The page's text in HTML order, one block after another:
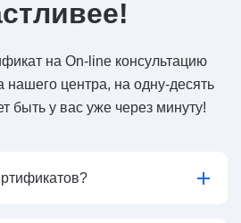
на On-line консультацию
нашего центра, на одну-десять
быть у вас уже через минуту!